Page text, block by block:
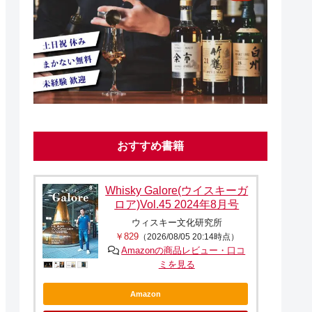
おすすめ書籍
Whisky Galore(ウイスキーガ
ロア)Vol.45 2024年8月号
ウィスキー文化研究所
￥829（2026/08/05 20:14時点）
Amazonの商品レビュー・口コ
ミを見る
Amazon